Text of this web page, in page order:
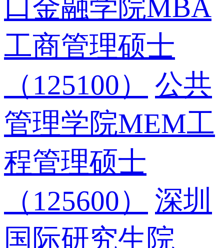
口金融学院MBA
工商管理硕士
（125100）
公共
管理学院MEM工
程管理硕士
（125600）
深圳
国际研究生院